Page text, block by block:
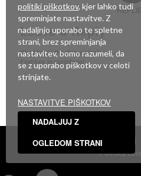
Leave a Reply
Want to join the discussion?
Feel free to contribute!
Za objavo komentarja se morate
Facebook | Showroom
Politika
politiki piškotkov, kjer lahko tudi
spreminjate nastavitve. Z
nadaljnjo uporabo te spletne
strani, brez spreminjanja
nastavitev, bomo razumeli, da
se z uporabo piškotkov v celoti
strinjate.
NASTAVITVE PIŠKOTKOV
NADALJUJ Z
OGLEDOM STRANI